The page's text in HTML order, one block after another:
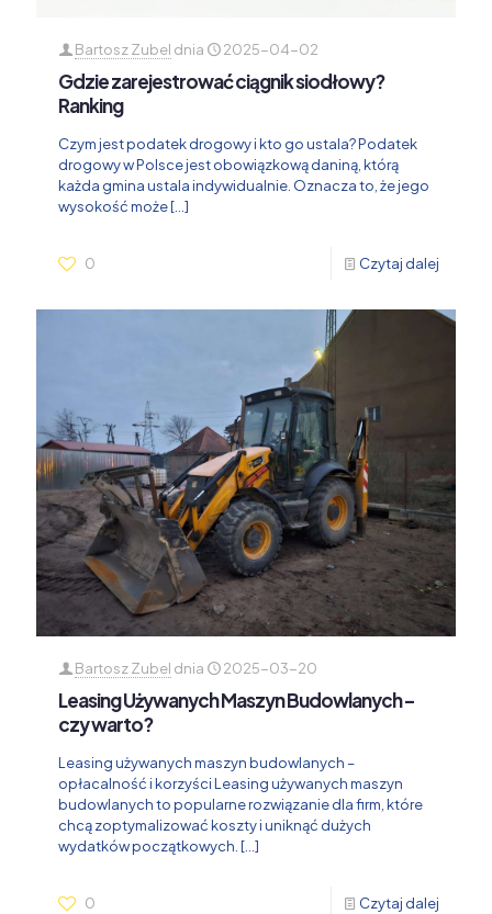
Bartosz Zubel dnia 2025-04-02
Gdzie zarejestrować ciągnik siodłowy?
Ranking
Czym jest podatek drogowy i kto go ustala? Podatek
drogowy w Polsce jest obowiązkową daniną, którą
każda gmina ustala indywidualnie. Oznacza to, że jego
wysokość może[…]
0 Czytaj dalej
Bartosz Zubel dnia 2025-03-20
Leasing Używanych Maszyn Budowlanych –
czy warto?
Leasing używanych maszyn budowlanych –
opłacalność i korzyści Leasing używanych maszyn
budowlanych to popularne rozwiązanie dla firm, które
chcą zoptymalizować koszty i uniknąć dużych
wydatków początkowych.[…]
0 Czytaj dalej